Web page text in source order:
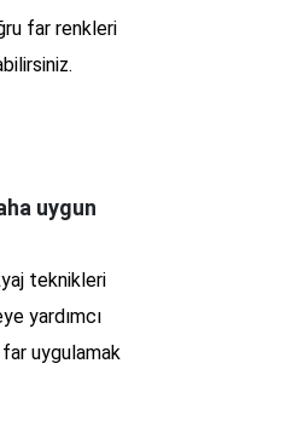
far renkleri
uygun
teknikleri
yardımcı
uygulamak